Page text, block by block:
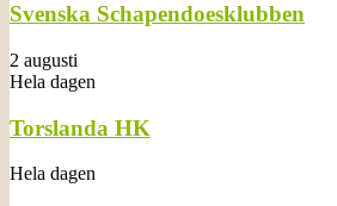
Svenska Schapendoesklubben
2 augusti
Hela dagen
Torslanda HK
Hela dagen